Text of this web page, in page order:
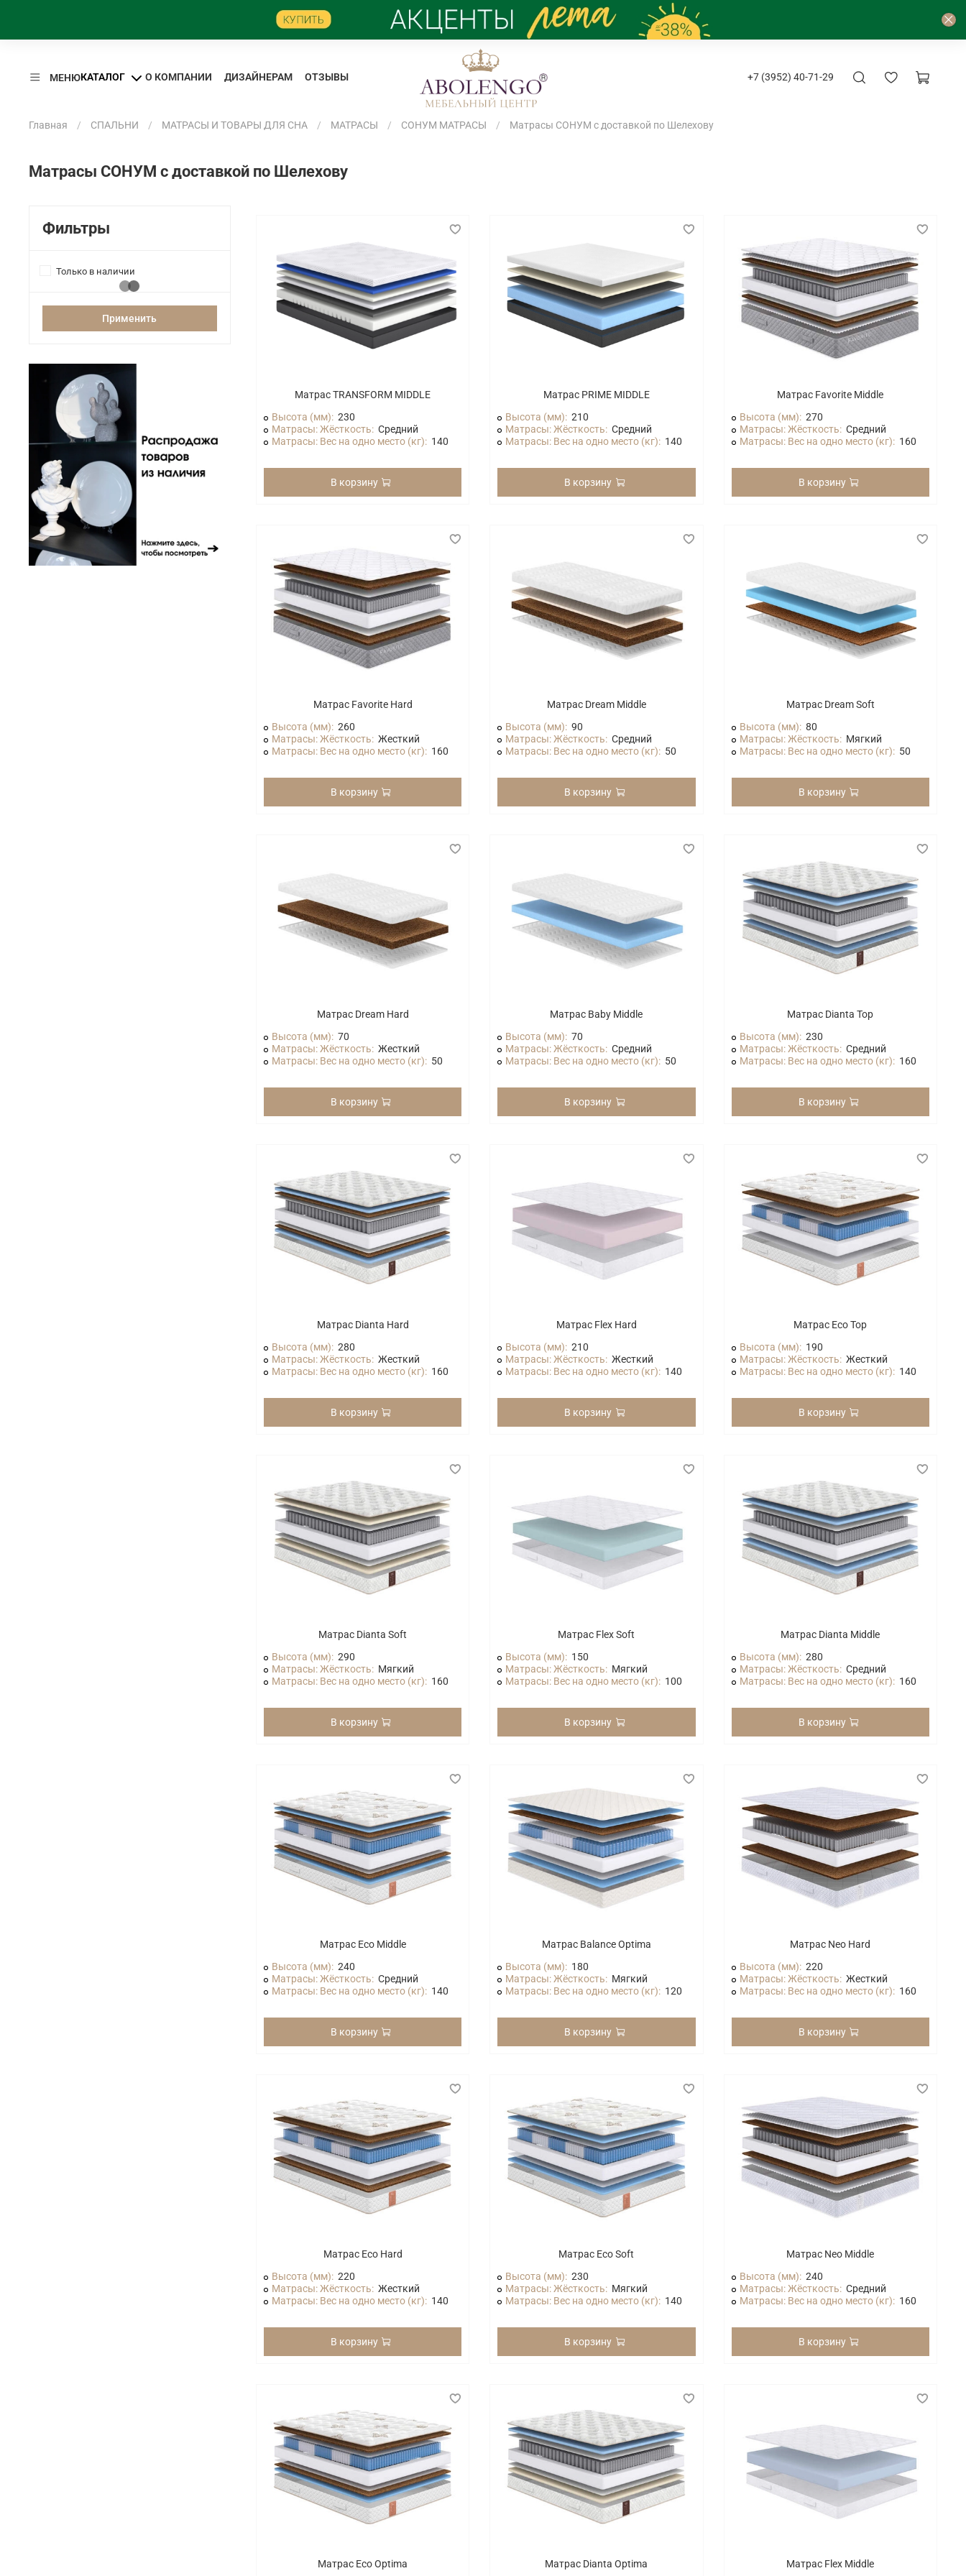
МЕНЮКАТАЛОГ О КОМПАНИИ ДИЗАЙНЕРАМ ОТЗЫВЫ +7 (3952) 40-71-29
Главная СПАЛЬНИ МАТРАСЫ И ТОВАРЫ ДЛЯ СНА МАТРАСЫ СОНУМ МАТРАСЫ Матрасы СОНУМ с доставкой по Шелехову
Матрасы СОНУМ с доставкой по Шелехову
Матрас TRANSFORM MIDDLE
Высота (мм): 230
Матрасы: Жёсткость: Средний
Матрасы: Вес на одно место (кг): 140
В корзину
Матрас PRIME MIDDLE
Высота (мм): 210
Матрасы: Жёсткость: Средний
Матрасы: Вес на одно место (кг): 140
В корзину
Матрас Favorite Middle
Высота (мм): 270
Матрасы: Жёсткость: Средний
Матрасы: Вес на одно место (кг): 160
В корзину
Матрас Favorite Hard
Высота (мм): 260
Матрасы: Жёсткость: Жесткий
Матрасы: Вес на одно место (кг): 160
В корзину
Матрас Dream Middle
Высота (мм): 90
Матрасы: Жёсткость: Средний
Матрасы: Вес на одно место (кг): 50
В корзину
Матрас Dream Soft
Высота (мм): 80
Матрасы: Жёсткость: Мягкий
Матрасы: Вес на одно место (кг): 50
В корзину
Матрас Dream Hard
Высота (мм): 70
Матрасы: Жёсткость: Жесткий
Матрасы: Вес на одно место (кг): 50
В корзину
Матрас Baby Middle
Высота (мм): 70
Матрасы: Жёсткость: Средний
Матрасы: Вес на одно место (кг): 50
В корзину
Матрас Dianta Top
Высота (мм): 230
Матрасы: Жёсткость: Средний
Матрасы: Вес на одно место (кг): 160
В корзину
Матрас Dianta Hard
Высота (мм): 280
Матрасы: Жёсткость: Жесткий
Матрасы: Вес на одно место (кг): 160
В корзину
Матрас Flex Hard
Высота (мм): 210
Матрасы: Жёсткость: Жесткий
Матрасы: Вес на одно место (кг): 140
В корзину
Матрас Eco Top
Высота (мм): 190
Матрасы: Жёсткость: Жесткий
Матрасы: Вес на одно место (кг): 140
В корзину
Матрас Dianta Soft
Высота (мм): 290
Матрасы: Жёсткость: Мягкий
Матрасы: Вес на одно место (кг): 160
В корзину
Матрас Flex Soft
Высота (мм): 150
Матрасы: Жёсткость: Мягкий
Матрасы: Вес на одно место (кг): 100
В корзину
Матрас Dianta Middle
Высота (мм): 280
Матрасы: Жёсткость: Средний
Матрасы: Вес на одно место (кг): 160
В корзину
Матрас Eco Middle
Высота (мм): 240
Матрасы: Жёсткость: Средний
Матрасы: Вес на одно место (кг): 140
В корзину
Матрас Balance Optima
Высота (мм): 180
Матрасы: Жёсткость: Мягкий
Матрасы: Вес на одно место (кг): 120
В корзину
Матрас Neo Hard
Высота (мм): 220
Матрасы: Жёсткость: Жесткий
Матрасы: Вес на одно место (кг): 160
В корзину
Матрас Eco Hard
Высота (мм): 220
Матрасы: Жёсткость: Жесткий
Матрасы: Вес на одно место (кг): 140
В корзину
Матрас Eco Soft
Высота (мм): 230
Матрасы: Жёсткость: Мягкий
Матрасы: Вес на одно место (кг): 140
В корзину
Матрас Neo Middle
Высота (мм): 240
Матрасы: Жёсткость: Средний
Матрасы: Вес на одно место (кг): 160
В корзину
Матрас Eco Optima Матрас Dianta Optima Матрас Flex Middle
Фильтры
Только в наличии
Применить